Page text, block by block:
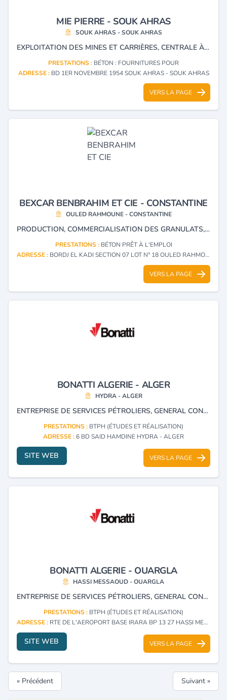
MIE PIERRE - SOUK AHRAS
SOUK AHRAS - SOUK AHRAS
EXPLOITATION DES MINES ET CARRIÈRES, CENTRALE À BÉTON, PRODUCTION DE BÉTON PRÊT À L'EMPLOI, BORDURE, PARPAING ET HOURDIS.
PRESTATIONS : BÉTON : FOURNITURES POUR
ADRESSE : BD 1ER NOVEMBRE 1954 SOUK AHRAS - SOUK AHRAS
VERS LA PAGE
BEXCAR BENBRAHIM ET CIE - CONSTANTINE
OULED RAHMOUNE - CONSTANTINE
PRODUCTION, COMMERCIALISATION DES GRANULATS, DU CARBONATE DE CALCIUM ET DU BÉTON PRÊT À L'EMPLOI.
PRESTATIONS : BÉTON PRÊT À L'EMPLOI
ADRESSE : BORDJ EL KADI SECTION 07 LOT N° 18 OULED RAHMOUNE - CONSTANTINE
VERS LA PAGE
BONATTI ALGERIE - ALGER
HYDRA - ALGER
ENTREPRISE DE SERVICES PÉTROLIERS, GENERAL CONTARTOR OIL AND GAS.
PRESTATIONS : BTPH (ÉTUDES ET RÉALISATION)
ADRESSE :6 BD SAID HAMDINE HYDRA - ALGER
SITE WEB VERS LA PAGE
BONATTI ALGERIE - OUARGLA
HASSI MESSAOUD - OUARGLA
ENTREPRISE DE SERVICES PÉTROLIERS, GENERAL CONTARTOR OIL AND GAS.
PRESTATIONS : BTPH (ÉTUDES ET RÉALISATION)
ADRESSE : RTE DE L'AEROPORT BASE IRARA BP 13 27 HASSI MESSAOUD - OUARGLA
SITE WEB VERS LA PAGE
« Précédent Suivant »